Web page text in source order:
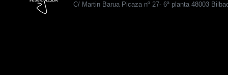
C/ Martin Barua Picaza nº 27- 6ª planta 48003